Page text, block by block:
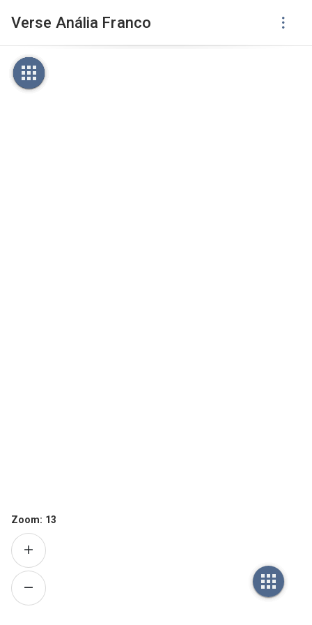
Verse Anália Franco
Zoom: 13